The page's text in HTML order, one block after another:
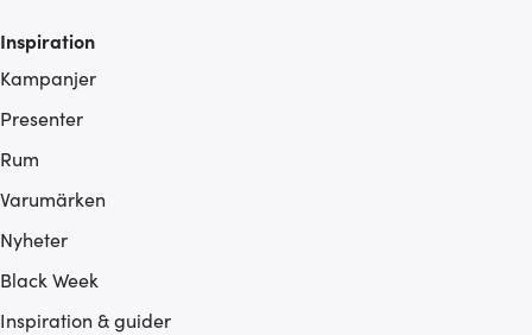
Inspiration
Kampanjer
Presenter
Rum
Varumärken
Nyheter
Black Week
Inspiration & guider